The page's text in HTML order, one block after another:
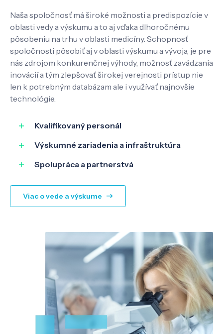
Pôsobenie
Know-how
O nás
Kontakt
Naša spoločnosť má široké možnosti a predispozície v
oblasti vedy a výskumu a to aj vďaka dlhoročnému
pôsobeniu na trhu v oblasti medicíny. Schopnosť
spoločnosti pôsobiť aj v oblasti výskumu a vývoja, je pre
nás zdrojom konkurenčnej výhody, možnosť zavádzania
inovácií a tým zlepšovať širokej verejnosti prístup nie
len k potrebným databázam ale i využívať najnovšie
technológie.
Kvalifikovaný personál
Výskumné zariadenia a infraštruktúra
Spolupráca a partnerstvá
Viac o vede a výskume